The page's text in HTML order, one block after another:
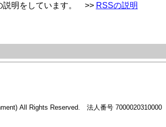
説明をしています。 >> RSSの説明
All Rights Reserved. 法人番号 7000020310000